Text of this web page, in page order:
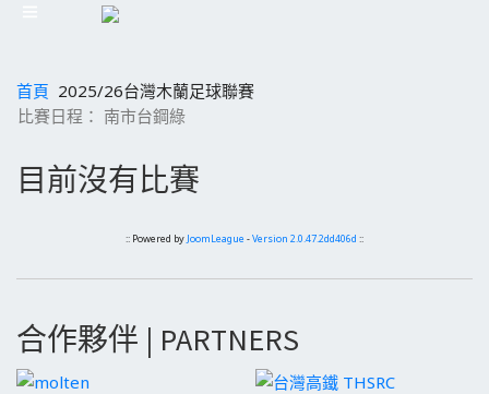
首頁 2025/26台灣木蘭足球聯賽
比賽日程： 南市台鋼綠
目前沒有比賽
:: Powered by JoomLeague -Version 2.0.47.2dd406d ::
合作夥伴 | PARTNERS